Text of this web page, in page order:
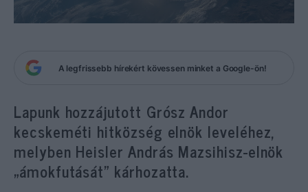
A legfrissebb hírekért kövessen minket a Google-ön!
Lapunk hozzájutott Grósz Andor
kecskeméti hitközség elnök leveléhez,
melyben Heisler András Mazsihisz-elnök
„ámokfutását” kárhozatta.